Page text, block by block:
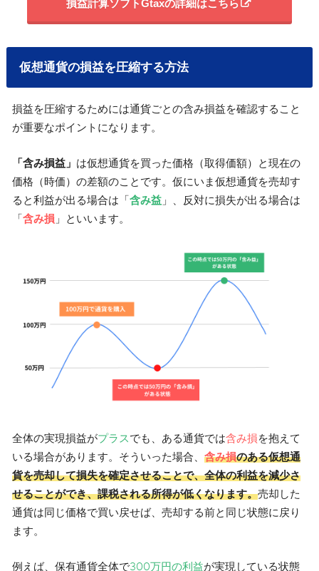
損益計算ソフトGtaxの詳細はこちら
仮想通貨の損益を圧縮する方法
損益を圧縮するためには通貨ごとの含み損益を確認すること
が重要なポイントになります。
「含み損益」 は仮想通貨を買った価格（取得価額）と現在の
価格（時価）の差額のことです。仮にいま仮想通貨を売却す
ると利益が出る場合は「含み益 」、反対に損失が出る場合は
「含み損 」といいます。
全体の実現損益がプラスでも、ある通貨では含み損を抱えて
いる場合があります。そういった場合、 含み損のある仮想通
貨を売却して損失を確定させることで、全体の利益を減少さ
せることができ、課税される所得が低くなります。売却した
通貨は同じ価格で買い戻せば、売却する前と同じ状態に戻り
ます。
例えば、保有通貨全体で300万円の利益が実現している状態